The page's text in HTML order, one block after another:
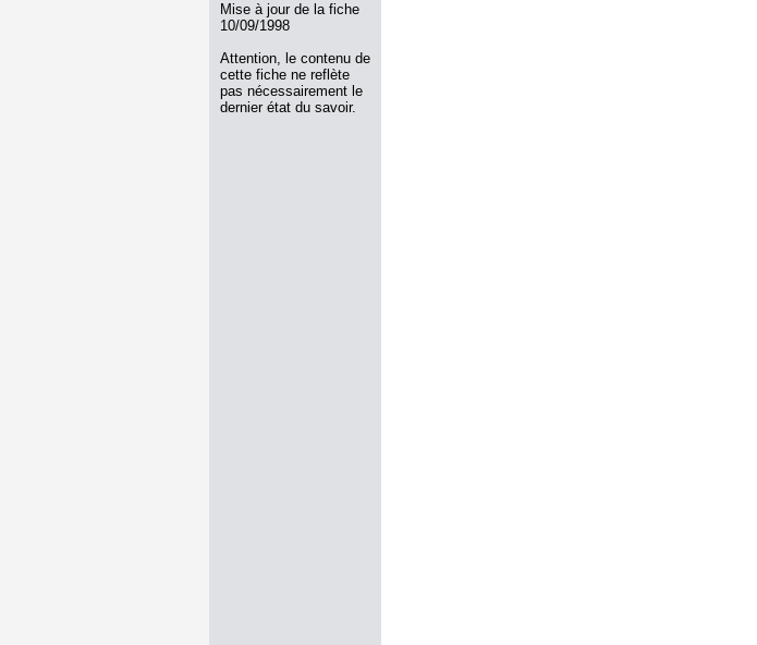
Mise à jour de la fiche
10/09/1998
Attention, le contenu de
cette fiche ne reflète
pas nécessairement le
dernier état du savoir.